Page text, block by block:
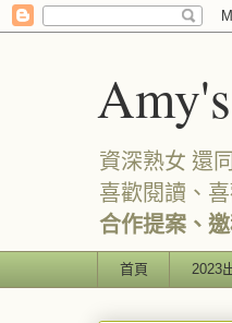
資深熟女 還
喜歡閱讀、
合作提案、
首頁 2023